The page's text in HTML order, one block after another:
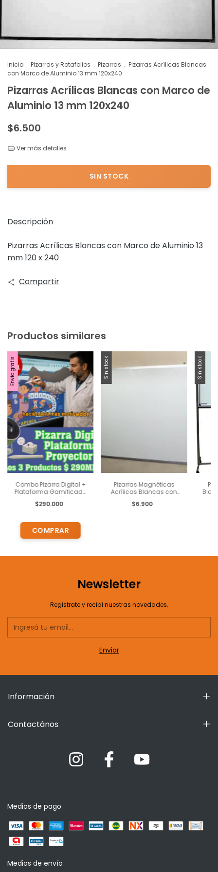
Inicio . Pizarras y Rotafolios . Pizarras . Pizarras Acrílicas Blancas
con Marco de Aluminio 13 mm 120x240
Pizarras Acrílicas Blancas con Marco de
Aluminio 13 mm 120x240
$6.500
Ver más detalles
Descripción
Pizarras Acrílicas Blancas con Marco de Aluminio 13
mm 120 x 240
Compartir
Productos similares
Envío gratis
Combo Pizarra Digital +
Plataforma Gamificada
$290.000
Sin stock
Pizarras Magnéticas
Acrílicas Blancas con
mm 120x240
$6.900
Sin stock
Newsletter
Registrate y recibí nuestras novedades.
Información
Contactános
Medios de pago
Medios de envío